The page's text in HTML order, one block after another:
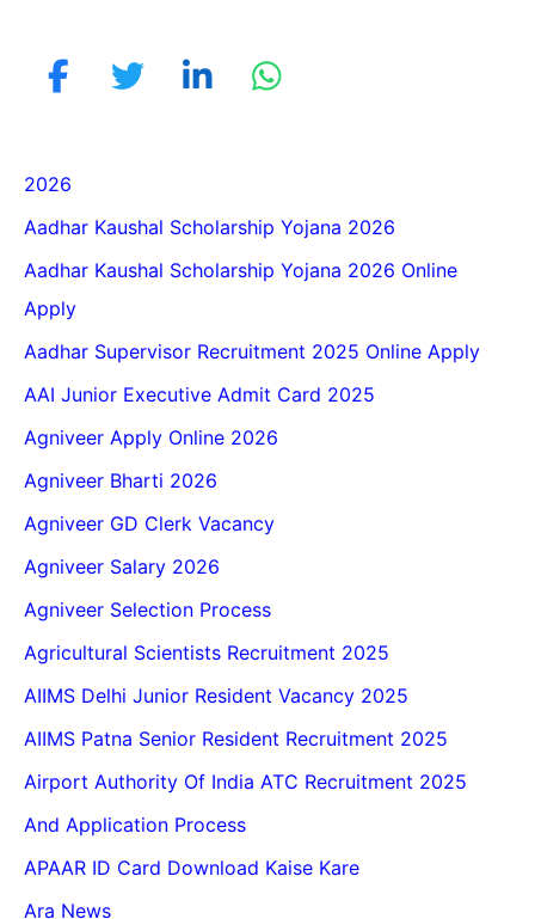
2026
Aadhar Kaushal Scholarship Yojana 2026
Aadhar Kaushal Scholarship Yojana 2026 Online
Apply
Aadhar Supervisor Recruitment 2025 Online Apply
AAI Junior Executive Admit Card 2025
Agniveer Apply Online 2026
Agniveer Bharti 2026
Agniveer GD Clerk Vacancy
Agniveer Salary 2026
Agniveer Selection Process
Agricultural Scientists Recruitment 2025
AIIMS Delhi Junior Resident Vacancy 2025
AIIMS Patna Senior Resident Recruitment 2025
Airport Authority Of India ATC Recruitment 2025
And Application Process
APAAR ID Card Download Kaise Kare
Ara News